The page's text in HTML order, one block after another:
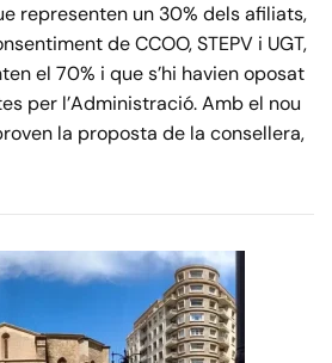
representen un 30% dels afiliats,
de CCOO, STEPV i UGT,
el 70% i que s’hi havien oposat
per l’Administració. Amb el nou
la proposta de la consellera,